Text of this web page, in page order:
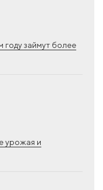
году займут более
урожая и